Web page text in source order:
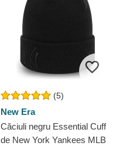
(5)
New Era
Căciuli negru Essential Cuff
de New York Yankees MLB